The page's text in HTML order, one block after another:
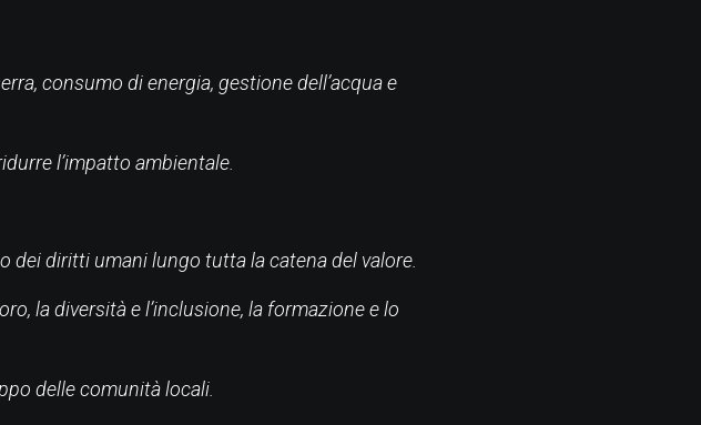
consumo di energia, gestione dell’acqua e
l’impatto ambientale.
dei diritti umani lungo tutta la catena del valore.
la diversità e l’inclusione, la formazione e lo
delle comunità locali.